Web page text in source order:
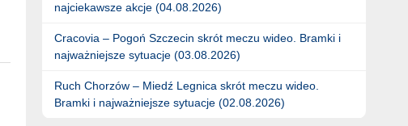
najciekawsze akcje (04.08.2026)
Cracovia – Pogoń Szczecin skrót meczu wideo. Bramki i
najważniejsze sytuacje (03.08.2026)
Ruch Chorzów – Miedź Legnica skrót meczu wideo.
Bramki i najważniejsze sytuacje (02.08.2026)